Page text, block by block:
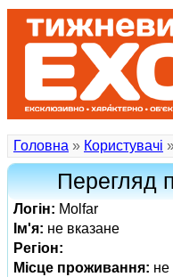
Головна » Користувачі
Перегляд
Логін: Molfar
Ім'я: не вказане
Регіон:
Місце проживання: не